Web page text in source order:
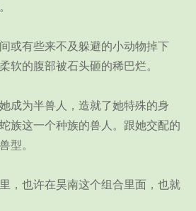
有些来不及躲避的小动物掉下
软的腹部被石头砸的稀巴烂。
为半兽人，造就了她特殊的身
族这一个种族的兽人。跟她交配的
型。
也许在昊南这个组合里面，也就